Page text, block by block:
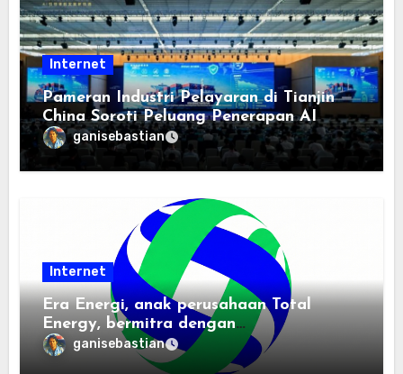
Internet
Pameran Industri Pelayaran di Tianjin
China Soroti Peluang Penerapan AI
ganisebastian
Internet
Era Energi, anak perusahaan Total
Energy, bermitra dengan
Zhuochuangtong untuk mempercepat
transisi energi Indonesia — raksasa
ganisebastian